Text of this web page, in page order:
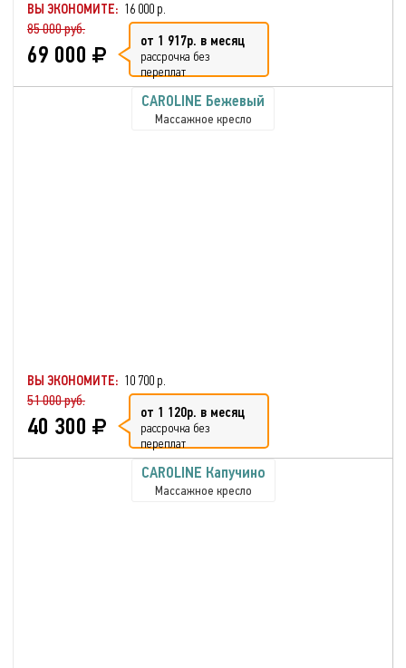
ВЫ ЭКОНОМИТЕ: 16 000 р.
85 000 руб.
69 000 от 1 917р. в месяц
рассрочка без
переплат
CAROLINE Бежевый
Массажное кресло
ВЫ ЭКОНОМИТЕ: 10 700 р.
51 000 руб.
40 300 от 1 120р. в месяц
рассрочка без
переплат
CAROLINE Капучино
Массажное кресло